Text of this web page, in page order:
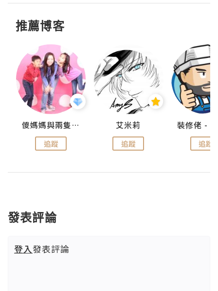
推薦博客
儍媽媽與兩隻小魔怪之家
追蹤
艾米莉
追蹤 追蹤
發表評論
登入發表評論